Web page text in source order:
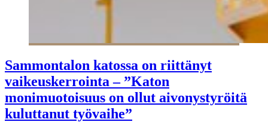
Sammontalon katossa on riittänyt
vaikeuskerrointa – ”Katon
monimuotoisuus on ollut aivonystyröitä
kuluttanut työvaihe”